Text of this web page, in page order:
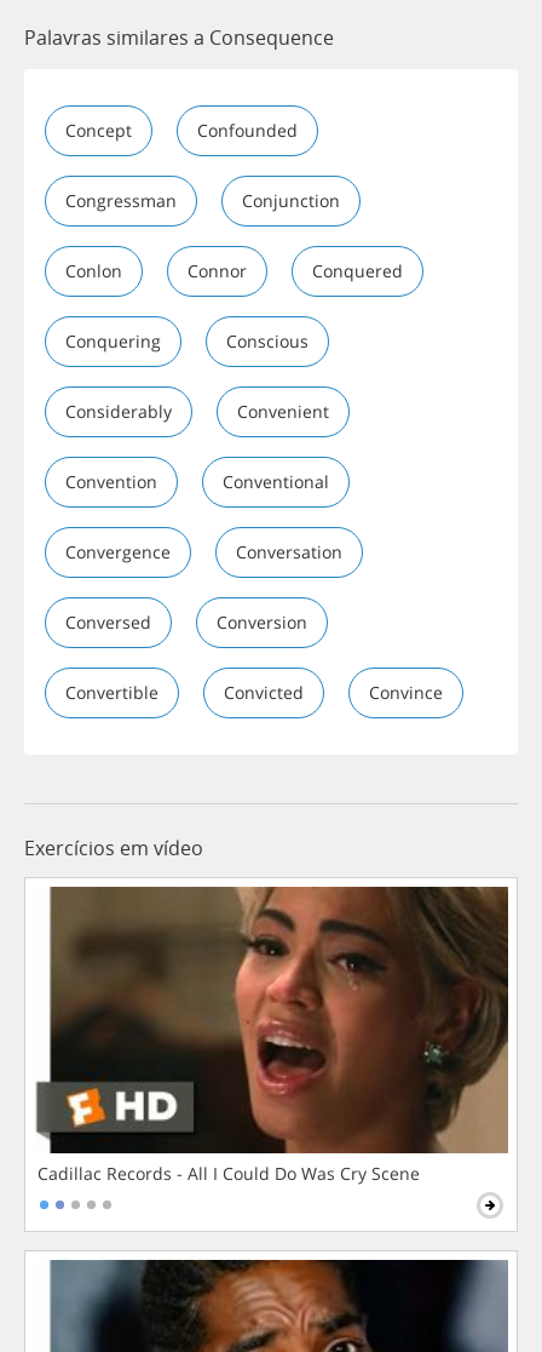
Palavras similares a Consequence
Concept Confounded
Congressman Conjunction
Conlon Connor Conquered
Conquering Conscious
Considerably Convenient
Convention Conventional
Convergence Conversation
Conversed Conversion
Convertible Convicted Convince
Exercícios em vídeo
Cadillac Records - All I Could Do Was Cry Scene